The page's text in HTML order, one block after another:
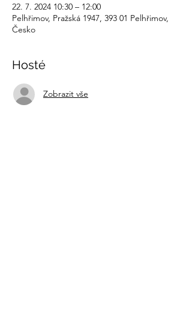
22. 7. 2024 10:30 – 12:00
Pelhřimov, Pražská 1947, 393 01 Pelhřimov,
Česko
Hosté
Zobrazit vše